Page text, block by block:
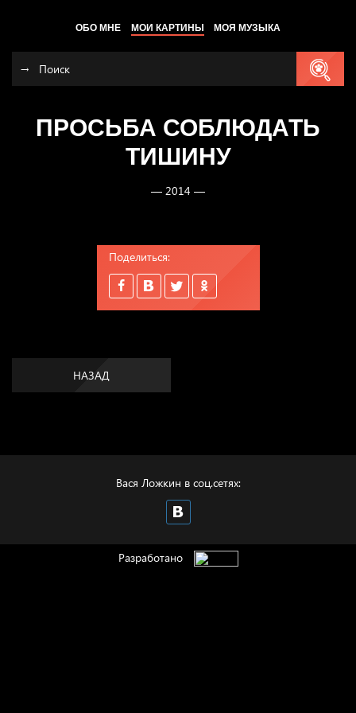
ОБО МНЕ МОИ КАРТИНЫ МОЯ МУЗЫКА
ПРОСЬБА СОБЛЮДАТЬ
ТИШИНУ
— 2014 —
Поделиться:
НАЗАД
Вася Ложкин в соц.сетях:
Разработано